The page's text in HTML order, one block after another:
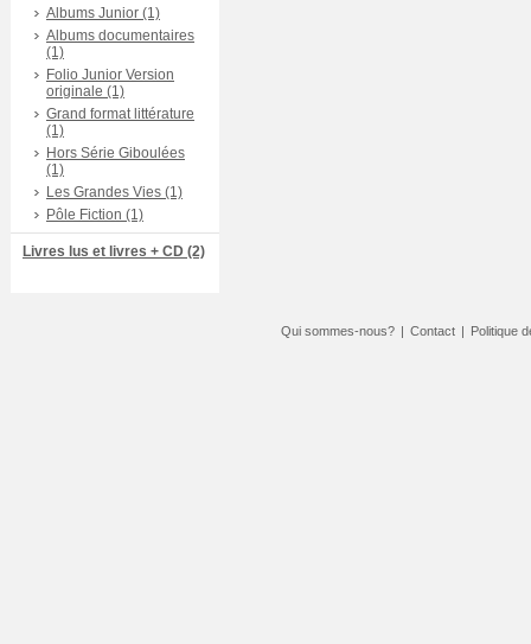
Albums Junior (1)
Albums documentaires
(1)
Folio Junior Version
originale (1)
Grand format littérature
(1)
Hors Série Giboulées
(1)
Les Grandes Vies (1)
Pôle Fiction (1)
Livres lus et livres + CD (2)
Qui sommes-nous? | Contact | Politique